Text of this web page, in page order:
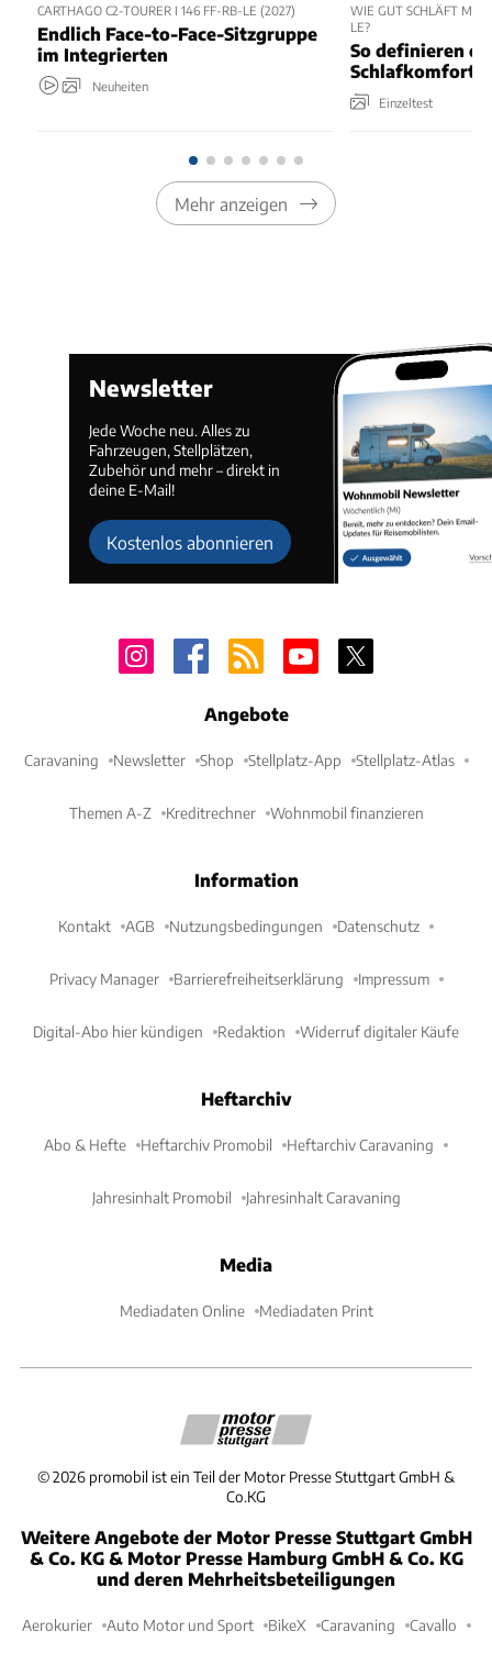
CARTHAGO C2-TOURER I 146 FF-RB-LE (2027)
Endlich Face-to-Face-Sitzgruppe
im Integrierten
Neuheiten
WIE GUT SCHLÄFT
LE?
So definieren
Schlafkomfort
Einzeltest
Mehr anzeigen
Newsletter
Jede Woche neu. Alles zu
Fahrzeugen, Stellplätzen,
Zubehör und mehr – direkt in
deine E-Mail!
Kostenlos abonnieren
Angebote
Caravaning Newsletter Shop Stellplatz-App Stellplatz-Atlas
Themen A-Z Kreditrechner Wohnmobil finanzieren
Information
Kontakt AGB Nutzungsbedingungen Datenschutz
Privacy Manager Barrierefreiheitserklärung Impressum
Digital-Abo hier kündigen Redaktion Widerruf digitaler Käufe
Heftarchiv
Abo & Hefte Heftarchiv Promobil Heftarchiv Caravaning
Jahresinhalt Promobil Jahresinhalt Caravaning
Media
Mediadaten Online Mediadaten Print
©2026 promobil ist ein Teil der Motor Presse Stuttgart GmbH &
Co.KG
Weitere Angebote der Motor Presse Stuttgart GmbH
& Co. KG & Motor Presse Hamburg GmbH & Co. KG
und deren Mehrheitsbeteiligungen
Aerokurier Auto Motor und Sport BikeX Caravaning Cavallo